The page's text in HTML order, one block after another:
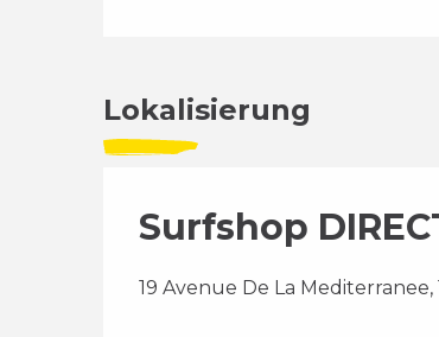
Lokalisierung
Surfshop
19 Avenue De La Mediterranee,